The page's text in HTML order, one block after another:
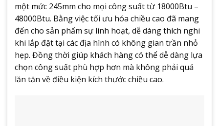
một mức 245mm cho mọi công suất từ 18000Btu –
48000Btu. Bằng việc tối ưu hóa chiều cao đã mang
đến cho sản phẩm sự linh hoạt, dễ dàng thích nghi
khi lắp đặt tại các địa hình có không gian trần nhỏ
hẹp. Đồng thời giúp khách hàng có thể dễ dàng lựa
chọn công suất phù hợp hơn mà không phải quá
lăn tăn về điều kiện kích thước chiều cao.